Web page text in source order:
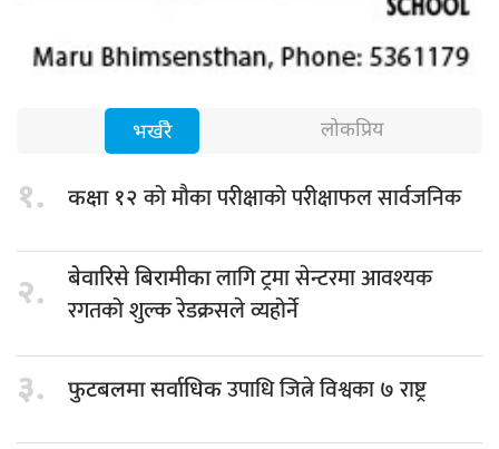
भर्खरै लोकप्रिय
१. कक्षा १२को मौका परीक्षाको परीक्षाफल सार्वजनिक
२. बेवारिसे बिरामीकालागि ट्रमा सेन्टरमा आवश्यक
रगतको शुल्क रेडक्रसले व्यहोर्ने
३. फुटबलमा सर्वाधिकउपाधि जित्ने विश्वका ७ राष्ट्र